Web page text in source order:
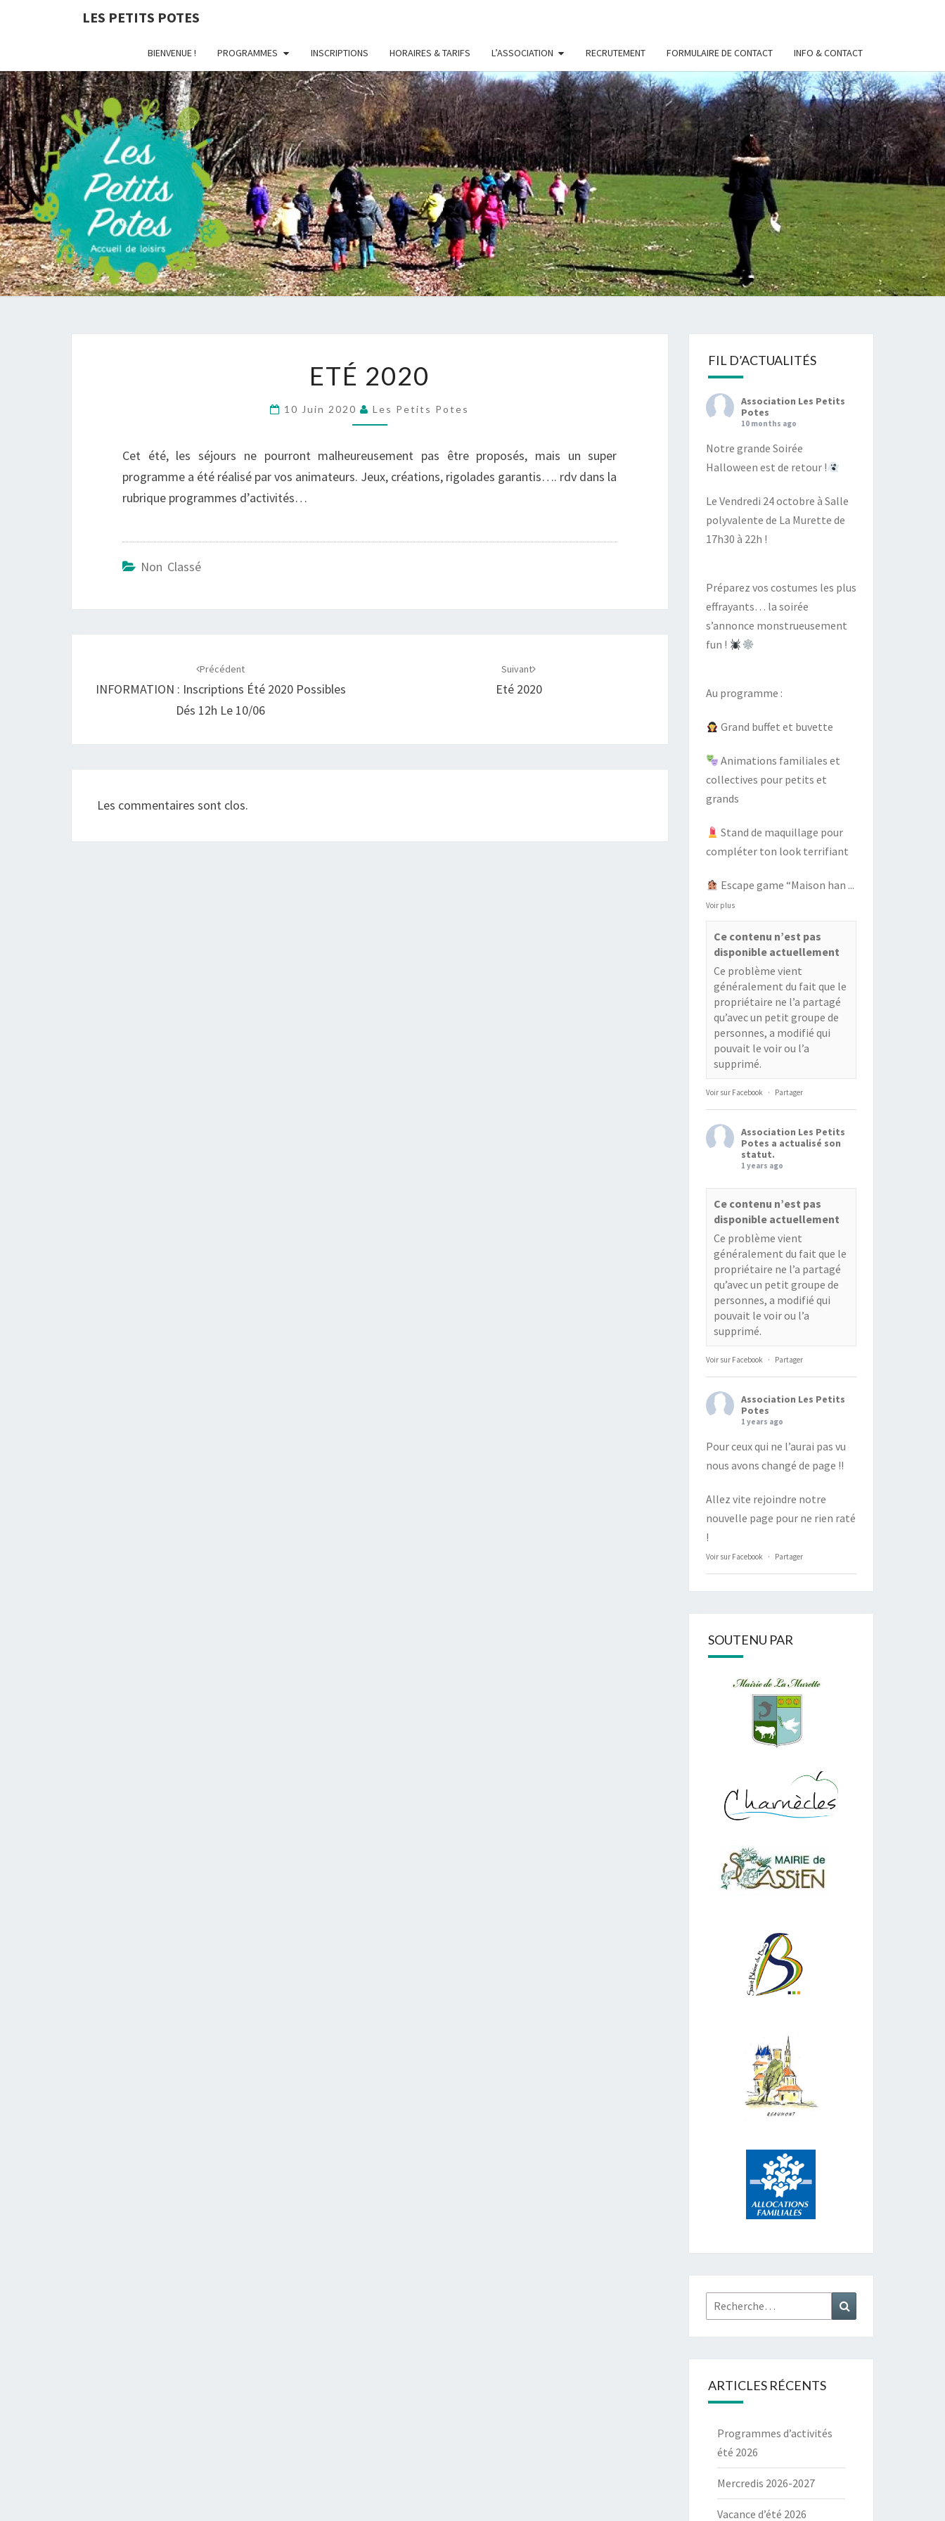
LES PETITS POTES
BIENVENUE ! PROGRAMMES INSCRIPTIONS HORAIRES & TARIFS L’ASSOCIATION RECRUTEMENT FORMULAIRE DE CONTACT INFO & CONTACT
LES
PETITS
Association
D'accueil
De Loisirs
2020
ETÉ 2020
10 Juin 2020 Les Petits Potes
Cet été, les séjours ne pourront malheureusement pas être proposés, mais un super
programme a été réalisé par vos animateurs. Jeux, créations, rigolades garantis…. rdv dans la
rubrique programmes d’activités…
Non Classé
Précédent
INFORMATION : Inscriptions Été 2020 Possibles
Dés 12h Le 10/06
Suivant
Eté 2020
Les commentaires sont clos.
FIL D’ACTUALITÉS
Association Les Petits
Potes
10 months ago
Notre grande Soirée
Halloween est de retour !
Le Vendredi 24 octobre à Salle
polyvalente de La Murette de
17h30 à 22h !
Préparez vos costumes les plus
effrayants… la soirée
s’annonce monstrueusement
fun !
Au programme :
Grand buffet et buvette
Animations familiales et
collectives pour petits et
grands
Stand de maquillage pour
compléter ton look terrifiant
Escape game “Maison han ...
Voir plus
Ce contenu n’est pas
disponible actuellement
Ce problème vient
généralement du fait que le
propriétaire ne l’a partagé
qu’avec un petit groupe de
personnes, a modifié qui
pouvait le voir ou l’a
supprimé.
Voir sur Facebook · Partager
Association Les Petits
Potes a actualisé son
statut.
1 years ago
Ce contenu n’est pas
disponible actuellement
Ce problème vient
généralement du fait que le
propriétaire ne l’a partagé
qu’avec un petit groupe de
personnes, a modifié qui
pouvait le voir ou l’a
supprimé.
Voir sur Facebook · Partager
Association Les Petits
Potes
1 years ago
Pour ceux qui ne l’aurai pas vu
nous avons changé de page !!
Allez vite rejoindre notre
nouvelle page pour ne rien raté
!
Voir sur Facebook · Partager
SOUTENU PAR
Rechercher :
ARTICLES RÉCENTS
Programmes d’activités
été 2026
Mercredis 2026-2027
Vacance d’été 2026